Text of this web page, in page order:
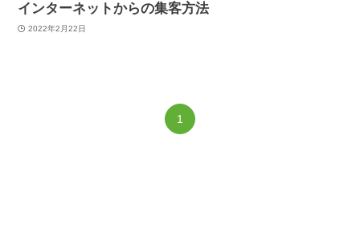
インターネットからの集客方法
2022年2月22日
1